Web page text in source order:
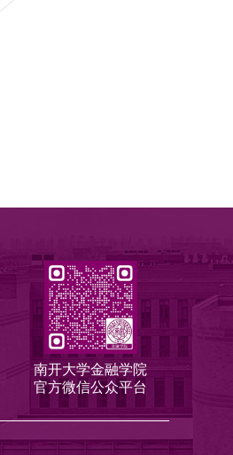
南开大学金融学院
官方微信公众平台